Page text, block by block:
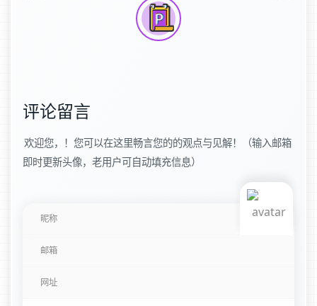
评论留言
欢迎您，！您可以在这里畅言您的的观点与见解！（输入邮箱
即时更新头像，老用户可自动填充信息）